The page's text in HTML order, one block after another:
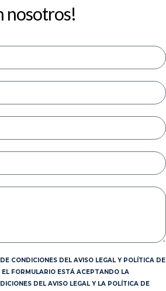
nosotros!
CONDICIONES DEL AVISO LEGAL Y POLÍTICA DE
FORMULARIO ESTÁ ACEPTANDO LA
DEL AVISO LEGAL Y LA POLÍTICA DE